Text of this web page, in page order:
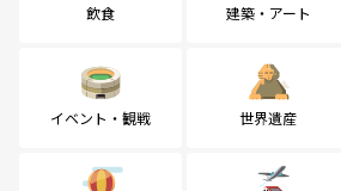
飲食 建築・アート
イベント・観戦 世界遺産